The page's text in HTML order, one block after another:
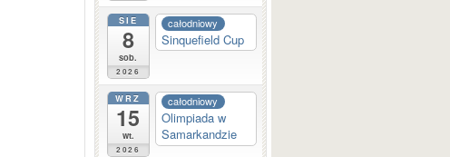
SIE
8
sob.
2026
całodniowy
Sinquefield Cup
WRZ
15
wt.
2026
całodniowy
Olimpiada w
Samarkandzie